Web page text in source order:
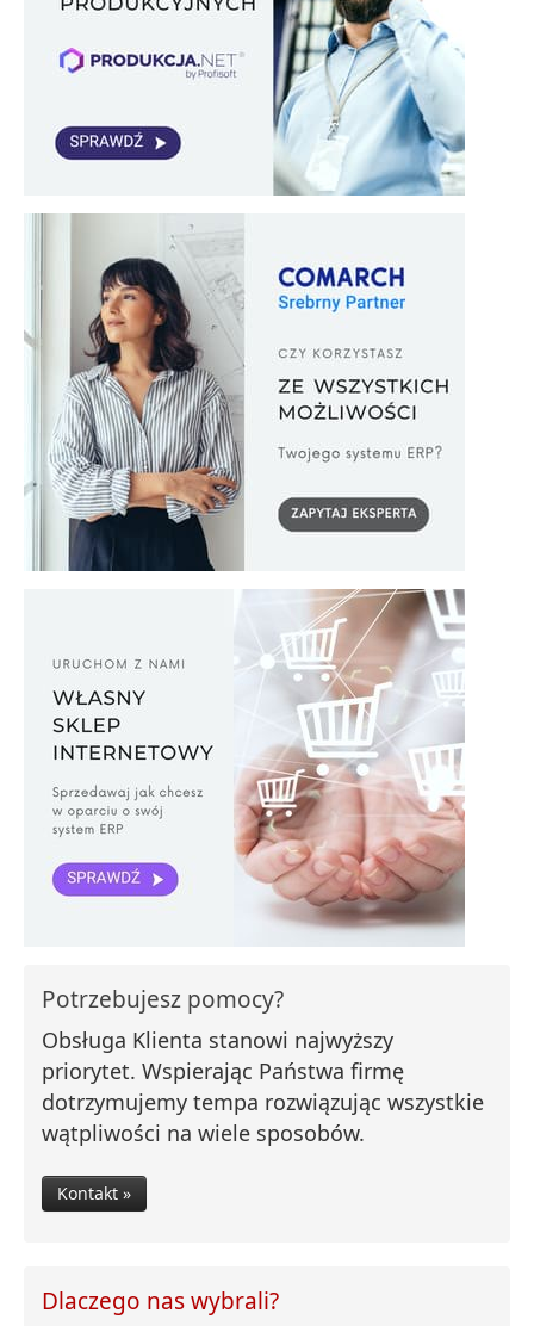
Potrzebujesz pomocy?
Obsługa Klienta stanowi najwyższy
priorytet. Wspierając Państwa firmę
dotrzymujemy tempa rozwiązując wszystkie
wątpliwości na wiele sposobów.
Kontakt »
Dlaczego nas wybrali?